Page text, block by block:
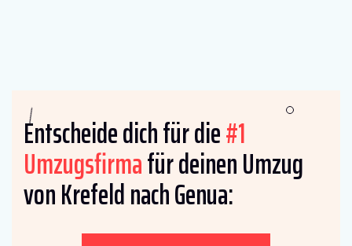
Entscheide dich für die#1
Umzugsfirmafür deinen Umzug
von Krefeld nach Genua: